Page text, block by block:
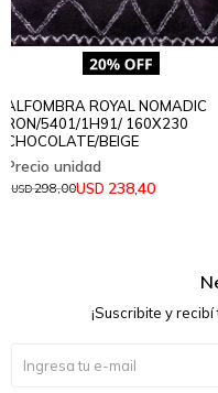
ALFOMBRA ROYAL NOMADIC
RON/5401/1H91/ 160X230
CHOCOLATE/BEIGE
USD 238,40
USD298,00
¡Suscribite y